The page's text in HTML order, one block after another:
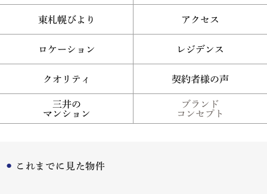
東札幌びより アクセス
ロケーション レジデンス
クオリティ 契約者様の声
三井の
マンション
ブランド
コンセプト
これまでに見た物件